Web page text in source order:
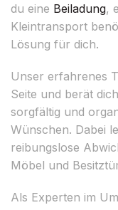
du eine Beiladung,
Kleintransport
Lösung für dich.
Unser erfahrenes
Seite und berät
sorgfältig und
Wünschen. Dabei
reibungslose
Möbel und
Als Experten im